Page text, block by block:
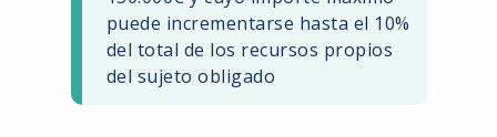
puede incrementarse hasta el 10%
del total de los recursos propios
del sujeto obligado